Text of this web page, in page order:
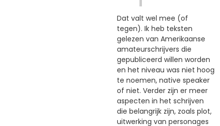
Dat valt wel mee (of
tegen). Ik heb teksten
gelezen van Amerikaanse
amateurschrijvers die
gepubliceerd willen worden
en het niveau was niet hoog
te noemen, native speaker
of niet. Verder zijn er meer
aspecten in het schrijven
die belangrijk zijn, zoals plot,
uitwerking van personages